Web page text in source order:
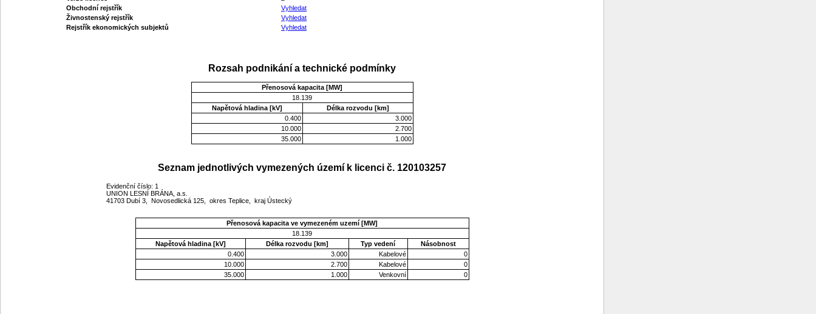
Obchodní rejstřík
Vyhledat
Živnostenský rejstřík
Vyhledat
Rejstřík ekonomických subjektů
Vyhledat
Rozsah podnikání a technické podmínky
Přenosová kapacita [MW]
18.139
Napětová hladina [kV]
Délka rozvodu [km]
0.400
3.000
10.000
2.700
35.000
1.000
Seznam jednotlivých vymezených území k licenci č. 120103257
Evidenční číslo: 1
UNION LESNÍ BRÁNA, a.s.
41703 Dubí 3, Novosedlická 125, okres Teplice, kraj Ústecký
Přenosová kapacita ve vymezeném uzemí [MW]
18.139
Napětová hladina [kV]
Délka rozvodu [km] Typ vedení
Násobnost
0.400
3.000 Kabelové
0
10.000
2.700 Kabelové
0
35.000
1.000 Venkovní 0